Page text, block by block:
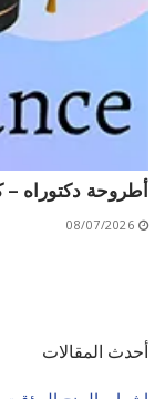
أطروحة دكتوراه –
08/07/2026
أحدث المقالات